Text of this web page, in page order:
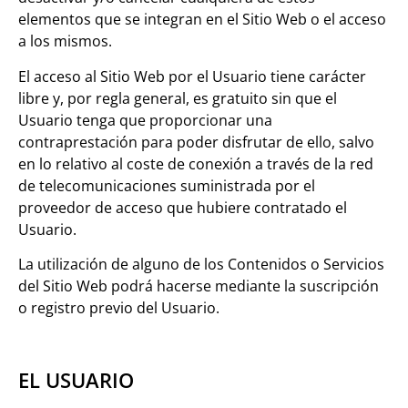
elementos que se integran en el Sitio Web o el acceso
a los mismos.
El acceso al Sitio Web por el Usuario tiene carácter
libre y, por regla general, es gratuito sin que el
Usuario tenga que proporcionar una
contraprestación para poder disfrutar de ello, salvo
en lo relativo al coste de conexión a través de la red
de telecomunicaciones suministrada por el
proveedor de acceso que hubiere contratado el
Usuario.
La utilización de alguno de los Contenidos o Servicios
del Sitio Web podrá hacerse mediante la suscripción
o registro previo del Usuario.
EL USUARIO